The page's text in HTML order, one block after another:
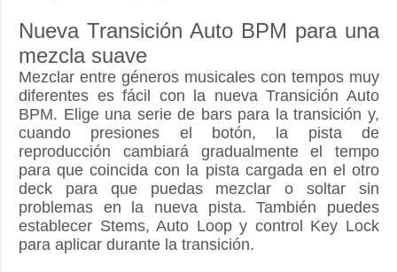
Nueva Transición Auto BPM para una
mezcla suave
Mezclar entre géneros musicales con tempos muy
diferentes es fácil con la nueva Transición Auto
BPM. Elige una serie de bars para la transición y,
cuando presiones el botón, la pista de
reproducción cambiará gradualmente el tempo
para que coincida con la pista cargada en el otro
deck para que puedas mezclar o soltar sin
problemas en la nueva pista. También puedes
establecer Stems, Auto Loop y control Key Lock
para aplicar durante la transición.